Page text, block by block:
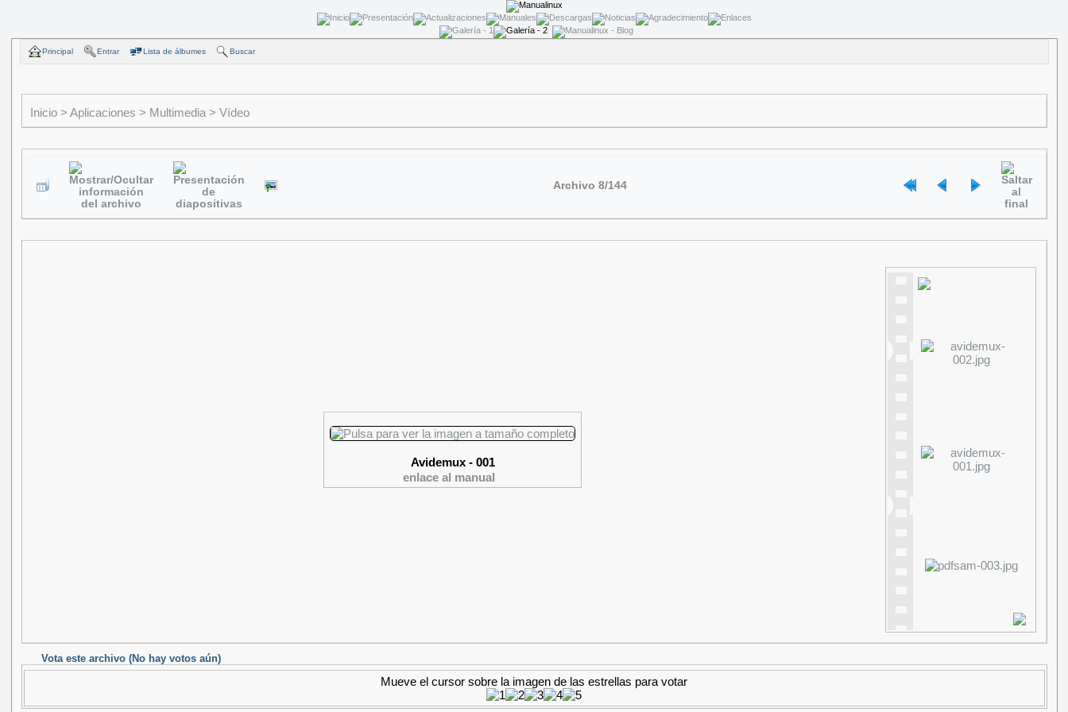
Principal Entrar Lista de álbumes Buscar
Inicio> Aplicaciones > Multimedia> Vídeo
Archivo 8/144
Avidemux - 001
enlace al manual
Vota este archivo(No hay votos aún)
Mueve el cursor sobre la imagen de las estrellas para votar